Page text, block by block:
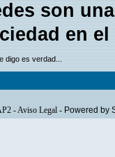
son
en
digo es verdad...
-Aviso Legal- Powered by